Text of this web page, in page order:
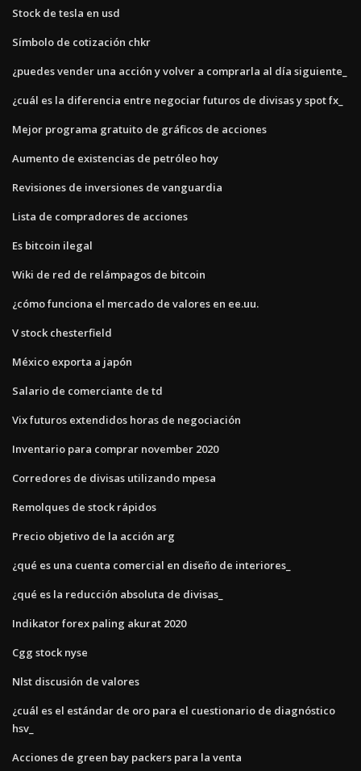
Stock de tesla en usd
Símbolo de cotización chkr
¿puedes vender una acción y volver a comprarla al día siguiente_
¿cuál es la diferencia entre negociar futuros de divisas y spot fx_
Mejor programa gratuito de gráficos de acciones
Aumento de existencias de petróleo hoy
Revisiones de inversiones de vanguardia
Lista de compradores de acciones
Es bitcoin ilegal
Wiki de red de relámpagos de bitcoin
¿cómo funciona el mercado de valores en ee.uu.
V stock chesterfield
México exporta a japón
Salario de comerciante de td
Vix futuros extendidos horas de negociación
Inventario para comprar november 2020
Corredores de divisas utilizando mpesa
Remolques de stock rápidos
Precio objetivo de la acción arg
¿qué es una cuenta comercial en diseño de interiores_
¿qué es la reducción absoluta de divisas_
Indikator forex paling akurat 2020
Cgg stock nyse
Nlst discusión de valores
¿cuál es el estándar de oro para el cuestionario de diagnóstico
hsv_
Acciones de green bay packers para la venta